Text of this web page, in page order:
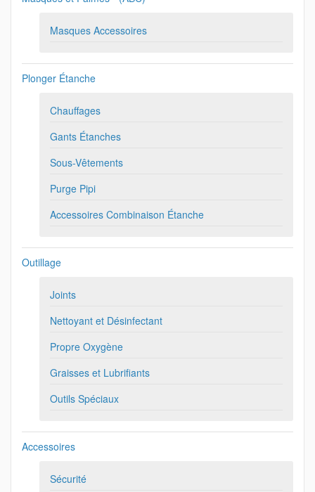
Masques Accessoires
Plonger Étanche
Chauffages
Gants Étanches
Sous-Vêtements
Purge Pipi
Accessoires Combinaison Étanche
Outillage
Joints
Nettoyant et Désinfectant
Propre Oxygène
Graisses et Lubrifiants
Outils Spéciaux
Accessoires
Sécurité